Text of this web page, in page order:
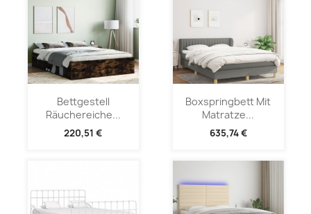
Bettgestell
Räuchereiche...
220,51 €
Boxspringbett Mit
Matratze...
635,74 €